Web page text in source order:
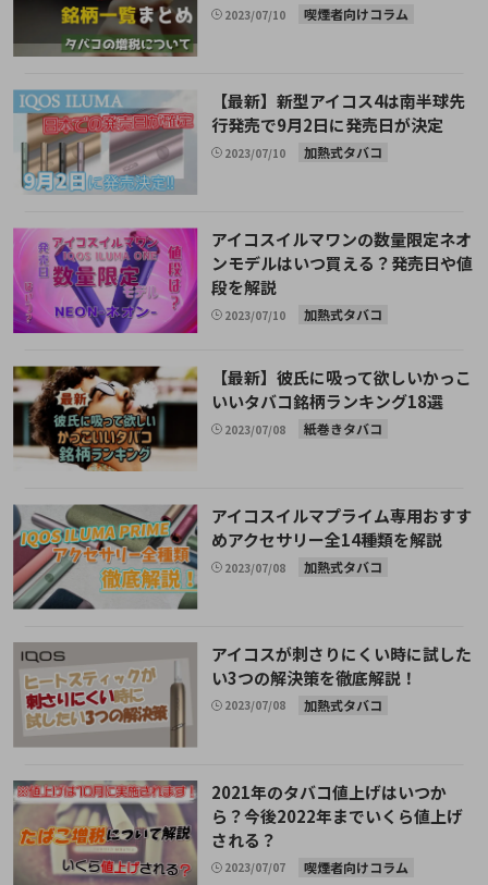
2023/07/10 喫煙者向けコラム
【最新】新型アイコス4は南半球先
行発売で9月2日に発売日が決定
2023/07/10 加熱式タバコ
アイコスイルマワンの数量限定ネオ
ンモデルはいつ買える？発売日や値
段を解説
2023/07/10 加熱式タバコ
【最新】彼氏に吸って欲しいかっこ
いいタバコ銘柄ランキング18選
2023/07/08 紙巻きタバコ
アイコスイルマプライム専用おすす
めアクセサリー全14種類を解説
2023/07/08 加熱式タバコ
アイコスが刺さりにくい時に試した
い3つの解決策を徹底解説！
2023/07/08 加熱式タバコ
2021年のタバコ値上げはいつか
ら？今後2022年までいくら値上げ
される？
2023/07/07 喫煙者向けコラム